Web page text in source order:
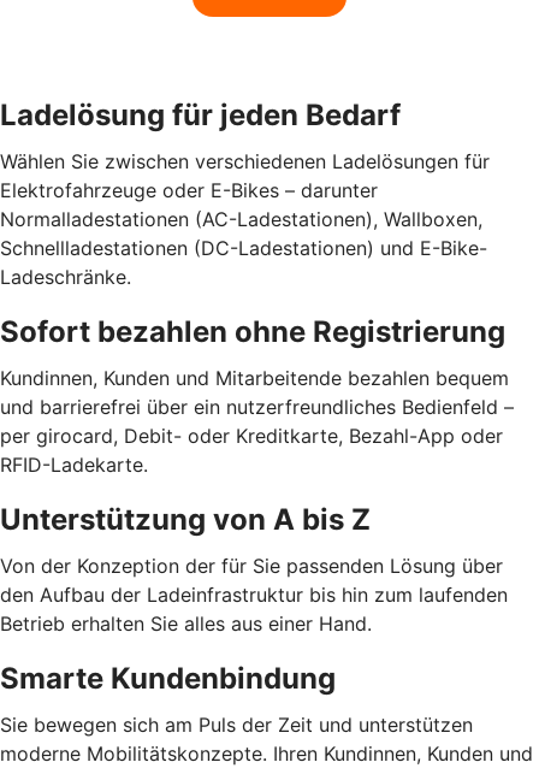
Ladelösung für jeden Bedarf
Wählen Sie zwischen verschiedenen Ladelösungen für
Elektrofahrzeuge oder E-Bikes – darunter
Normalladestationen (AC-Ladestationen), Wallboxen,
Schnellladestationen (DC-Ladestationen) und E-Bike-
Ladeschränke.
Sofort bezahlen ohne Registrierung
Kundinnen, Kunden und Mitarbeitende bezahlen bequem
und barrierefrei über ein nutzerfreundliches Bedienfeld –
per girocard, Debit- oder Kreditkarte, Bezahl-App oder
RFID-Ladekarte.
Unterstützung von A bis Z
Von der Konzeption der für Sie passenden Lösung über
den Aufbau der Ladeinfrastruktur bis hin zum laufenden
Betrieb erhalten Sie alles aus einer Hand.
Smarte Kundenbindung
Sie bewegen sich am Puls der Zeit und unterstützen
moderne Mobilitätskonzepte. Ihren Kundinnen, Kunden und